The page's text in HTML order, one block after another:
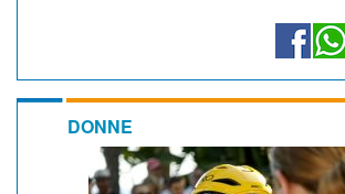
DONNE